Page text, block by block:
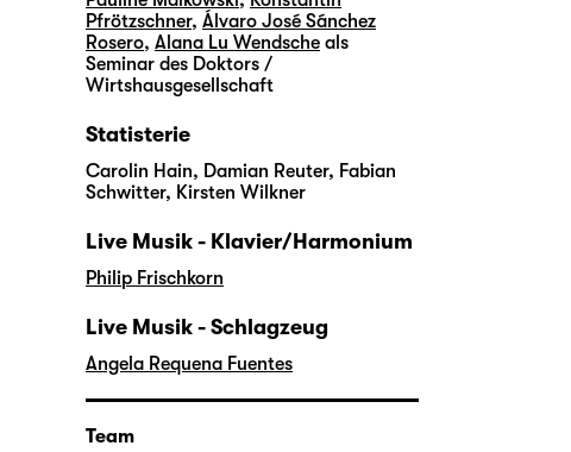
Pfrötzschner, Álvaro José Sánchez
Rosero, Alana Lu Wendsche als
Seminar des Doktors /
Wirtshausgesellschaft
Statisterie
Carolin Hain, Damian Reuter, Fabian
Schwitter, Kirsten Wilkner
Live Musik - Klavier/Harmonium
Philip Frischkorn
Live Musik - Schlagzeug
Angela Requena Fuentes
Team